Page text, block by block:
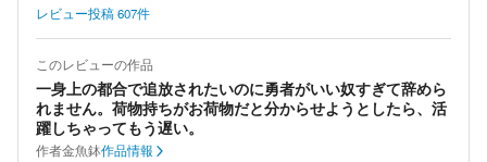
レビュー投稿607件
このレビューの作品
一身上の都合で追放されたいのに勇者がいい奴すぎて辞めら
れません。荷物持ちがお荷物だと分からせようとしたら、活
躍しちゃってもう遅い。
作者金魚鉢作品情報